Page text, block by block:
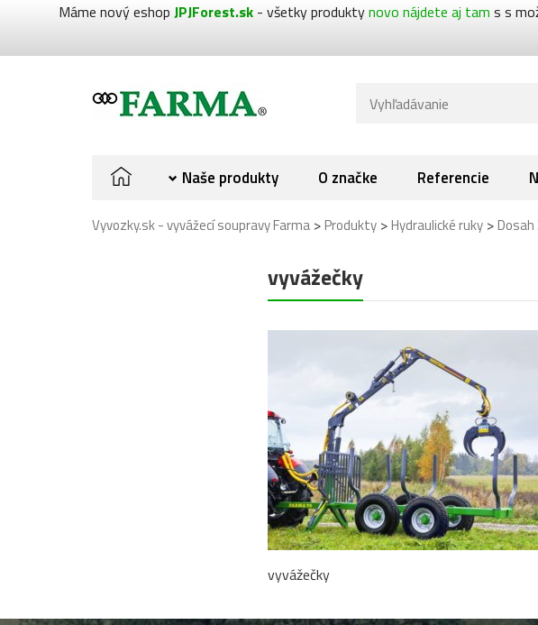
Máme nový eshop JPJForest.sk - všetky produktynovo nájdete aj tam s s
Naše produkty O značke Referencie
Vyvozky.sk - vyvážecí soupravy Farma >Produkty >Hydraulické ruky >
vyvážečky
vyvážečky